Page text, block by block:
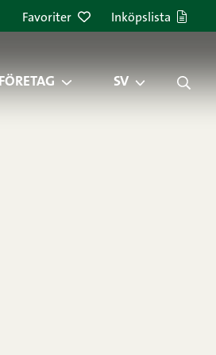
Favoriter Inköpslista
FÖRETAG SV